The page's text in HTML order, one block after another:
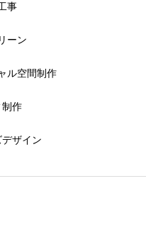
事
ーン
ル空間制作
制作
ザイン